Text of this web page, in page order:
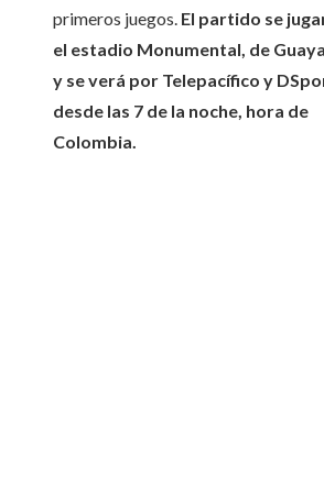
primeros juegos. El partido se
el estadio Monumental, de
y se verá por Telepacífico y
desde las 7 de la noche, hora de
Colombia.